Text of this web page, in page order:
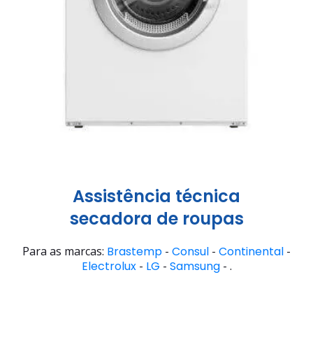
Assistência técnica
secadora de roupas
Para as marcas: Brastemp - Consul - Continental -
Electrolux- LG - Samsung- .